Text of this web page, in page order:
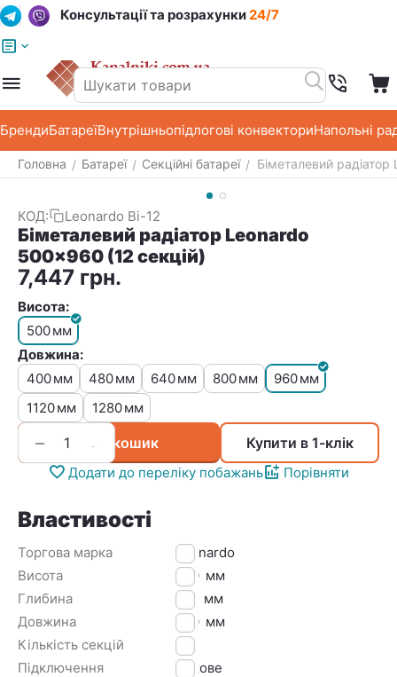
Консультації та розрахунки24/7
БрендиБатареїВнутрішньопідлогові конвекториНапольні
Головна / Батареї / Секційні батареї / Біметалевий
КОД: Leonardo Bi-12
Біметалевий радіатор Leonardo
500x960 (12 секцій)
7,447 грн.
Висота:
500мм
Довжина:
400мм 480мм 640мм 800мм 960мм
1120мм 1280мм
+
− У кошик Купити в 1-клік
Додати до переліку побажань Порівняти
Властивості
Торгова марка
Leonardo
Висота
500 мм
Глибина
100 мм
Довжина
960 мм
Кількість секцій
12
Підключення
Бокове